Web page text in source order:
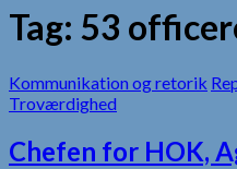
Tag: 53
Kommunikation og retorik
Troværdighed
Chefen for HOK,